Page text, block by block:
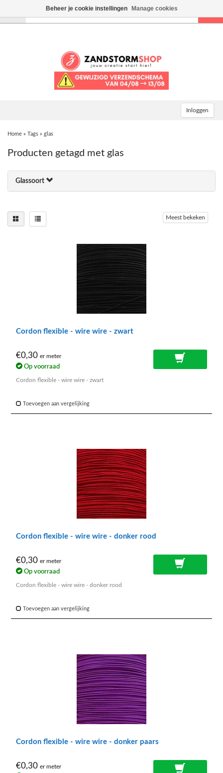
Inloggen
Home » Tags » glas
Producten getagd met glas
Glassoort
Meest bekeken
Cordon flexible - wire wire - zwart
€0,30 er meter
Op voorraad
Cordon flexible - wire wire - zwart
Toevoegen aan vergelijking
Cordon flexible - wire wire - donker rood
€0,30 er meter
Op voorraad
Cordon flexible - wire wire - donker rood
Toevoegen aan vergelijking
Cordon flexible - wire wire - donker paars
€0,30 er meter
Beheer je cookie instellingen Manage cookies